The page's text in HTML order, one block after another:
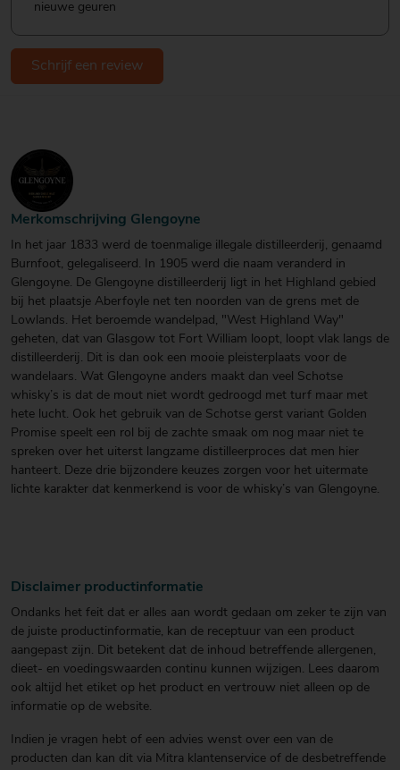
nieuwe geuren
Schrijf een review
Merkomschrijving Glengoyne
In het jaar 1833 werd de toenmalige illegale distilleerderij, genaamd
Burnfoot, gelegaliseerd. In 1905 werd die naam veranderd in
Glengoyne. De Glengoyne distilleerderij ligt in het Highland gebied
bij het plaatsje Aberfoyle net ten noorden van de grens met de
Lowlands. Het beroemde wandelpad, "West Highland Way"
geheten, dat van Glasgow tot Fort William loopt, loopt vlak langs de
distilleerderij. Dit is dan ook een mooie pleisterplaats voor de
wandelaars. Wat Glengoyne anders maakt dan veel Schotse
whisky’s is dat de mout niet wordt gedroogd met turf maar met
hete lucht. Ook het gebruik van de Schotse gerst variant Golden
Promise speelt een rol bij de zachte smaak om nog maar niet te
spreken over het uiterst langzame distilleerproces dat men hier
hanteert. Deze drie bijzondere keuzes zorgen voor het uitermate
lichte karakter dat kenmerkend is voor de whisky’s van Glengoyne.
Disclaimer productinformatie
Ondanks het feit dat er alles aan wordt gedaan om zeker te zijn van
de juiste productinformatie, kan de receptuur van een product
aangepast zijn. Dit betekent dat de inhoud betreffende allergenen,
dieet- en voedingswaarden continu kunnen wijzigen. Lees daarom
ook altijd het etiket op het product en vertrouw niet alleen op de
informatie op de website.
Indien je vragen hebt of een advies wenst over een van de
producten dan kan dit via Mitra klantenservice of de desbetreffende